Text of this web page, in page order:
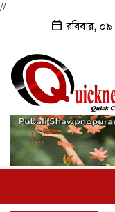
//
রবিবার,